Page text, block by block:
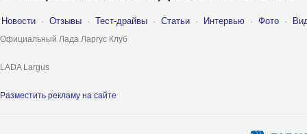
Новости · Отзывы · Тест-драйвы · Статьи · Интервью · Фото ·
Официальный Лада Ларгус Клуб
LADA Largus
Разместить рекламу на сайте